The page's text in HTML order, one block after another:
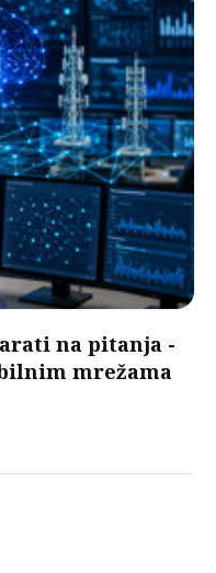
na pitanja -
mrežama